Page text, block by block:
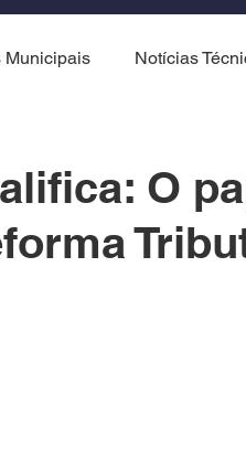
Municipais Notícias
O